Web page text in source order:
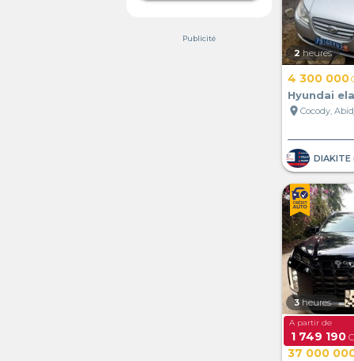
Publicité
2 heures
4 300 000
Hyundai
location_on Cocody,
3 heures
A partir de
1 749 190
37 000